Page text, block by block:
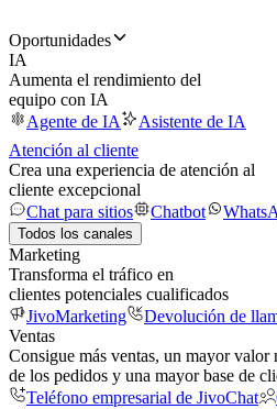
Oportunidades
IA
Aumenta el rendimiento del
equipo con IA
Agente de IA
Asistente de IA
Atención al cliente
Crea una experiencia de atención al
cliente excepcional
Chat para sitios
Chatbot
Todos los canales
Marketing
Transforma el tráfico en
clientes potenciales cualificados
JivoMarketing
Devolución de
Ventas
Consigue más ventas, un mayor valor
de los pedidos y una mayor base de
Teléfono empresarial de JivoChat